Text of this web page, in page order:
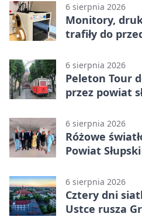
6 sierpnia 2026
Monitory,
trafiły do
6 sierpnia 2026
Peleton Tour
przez powiat
6 sierpnia 2026
Różowe
Powiat
6 sierpnia 2026
Cztery dni
Ustce rusza